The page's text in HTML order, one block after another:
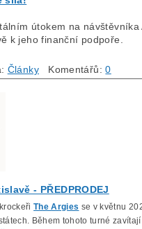
útokem na návštěvníka
k jeho finanční podpoře.
Články Komentářů:0
- PŘEDPRODEJ
The Argies se v květnu
Během tohoto turné